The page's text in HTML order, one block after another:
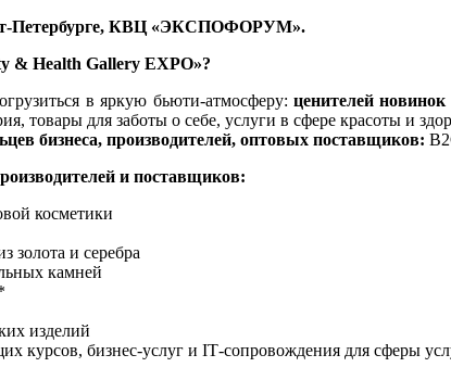
Петербурге, КВЦ «ЭКСПОФОРУМ».
& Health Gallery EXPO»?
в яркую бьюти-атмосферу: ценителей
товары для заботы о себе, услуги в сфере красоты и
бизнеса, производителей, оптовых поставщиков:
и поставщиков:
косметики
золота и серебра
камней
изделий
курсов, бизнес-услуг и IT-сопровождения для сферы